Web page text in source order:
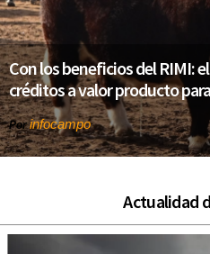
Con los beneficios del RIMI:
créditos a valor producto
Porinfocampo
Actualidad